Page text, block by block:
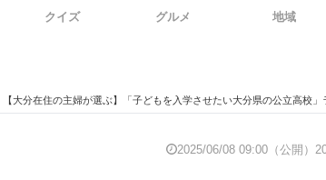
クイズ グルメ 地域
【大分在住の主婦が選ぶ】「子どもを入学させたい大分県の公立高校」ランキングTOP9！ 第1位は「大
2025/06/08 09:00（公開）